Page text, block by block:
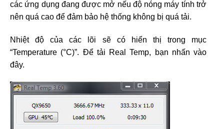
các ứng dụng đang được mở nếu độ nóng máy tính trở
nên quá cao để đảm bảo hệ thống không bị quá tải.
Nhiệt độ của các lõi sẽ có hiển thị trong mục
“Temperature (°C)”. Để tải Real Temp, bạn nhấn vào
đây.